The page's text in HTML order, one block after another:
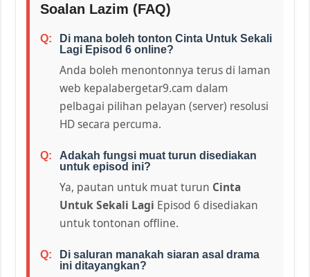
Soalan Lazim (FAQ)
Di mana boleh tonton Cinta Untuk Sekali
Lagi Episod 6 online?
Anda boleh menontonnya terus di laman
web kepalabergetar9.cam dalam
pelbagai pilihan pelayan (server) resolusi
HD secara percuma.
Adakah fungsi muat turun disediakan
untuk episod ini?
Ya, pautan untuk muat turun Cinta
Untuk Sekali Lagi Episod 6 disediakan
untuk tontonan offline.
Di saluran manakah siaran asal drama
ini ditayangkan?